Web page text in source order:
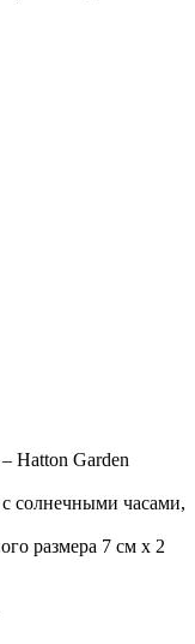
Hatton Garden
с солнечными часами,
размера 7 см x 2